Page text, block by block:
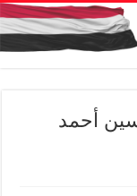
أحمد